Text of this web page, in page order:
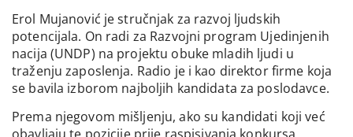
Erol Mujanović je stručnjak za razvoj ljudskih
potencijala. On radi za Razvojni program Ujedinjenih
nacija (UNDP) na projektu obuke mladih ljudi u
traženju zaposlenja. Radio je i kao direktor firme koja
se bavila izborom najboljih kandidata za poslodavce.
Prema njegovom mišljenju, ako su kandidati koji već